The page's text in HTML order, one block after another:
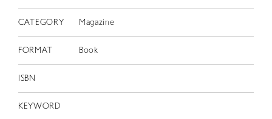
CATEGORY Magazine
FORMAT Book
ISBN
KEYWORD